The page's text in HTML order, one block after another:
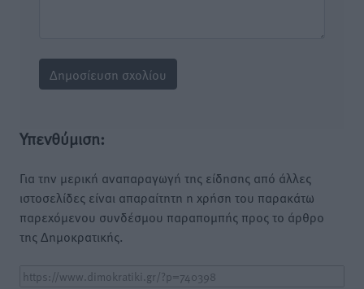
Υπενθύμιση:
Για την μερική αναπαραγωγή της είδησης από άλλες
ιστοσελίδες είναι απαραίτητη η χρήση του παρακάτω
παρεχόμενου συνδέσμου παραπομπής προς το άρθρο
της Δημοκρατικής.